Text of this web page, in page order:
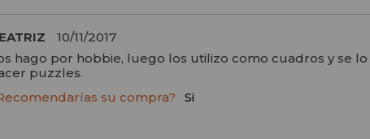
10/11/2017
hago por hobbie, luego los utilizo como cuadros y se
puzzles.
su compra?
Si